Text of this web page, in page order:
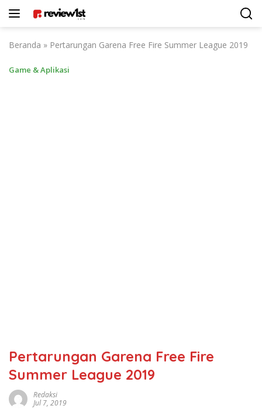
Beranda » Pertarungan Garena Free Fire Summer League 2019
Game & Aplikasi
Pertarungan Garena Free Fire
Summer League 2019
Redaksi
Jul 7, 2019